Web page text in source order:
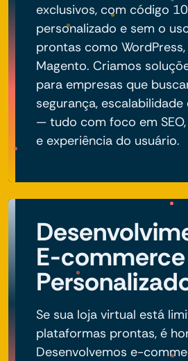
exclusivos, com código
personalizado e sem o
prontas como WordPress,
Magento. Criamos
para empresas que
segurança, escalabilidade
— tudo com foco em
e experiência do usuário.
E-commerce
Se sua loja virtual está
plataformas prontas, é
Desenvolvemos e-